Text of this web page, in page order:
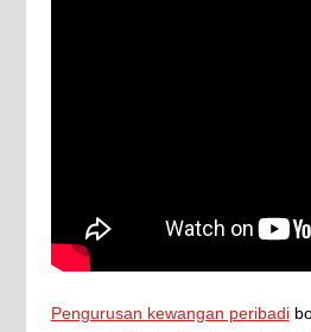
Pengurusan kewangan peribadi